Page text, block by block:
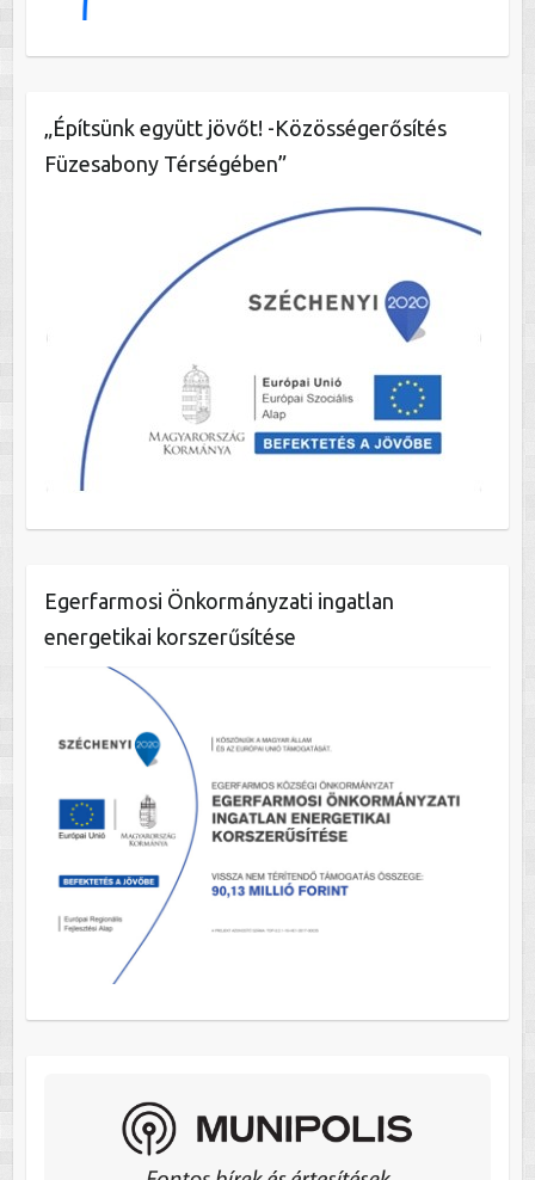
„Építsünk együtt jövőt! -Közösségerősítés
Füzesabony Térségében”
Egerfarmosi Önkormányzati ingatlan
energetikai korszerűsítése